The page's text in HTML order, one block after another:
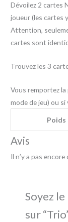
Dévoilez 2 cartes
joueur (les cartes
Attention,
cartes sont
Trouvez les 3
Vous remportez
mode de jeu) ou
Poids
Avis
Il n’y a pas encore
Soyez
sur